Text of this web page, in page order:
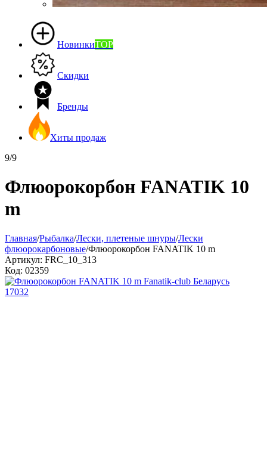
НовинкиTOP
Скидки
Бренды
Хиты продаж
9/9
Флюорокорбон FANATIK 10
m
Главная/Рыбалка/Лески, плетеные шнуры/Лески
флюорокарбоновые/Флюорокорбон FANATIK 10 m
Артикул: FRC_10_313
Код: 02359